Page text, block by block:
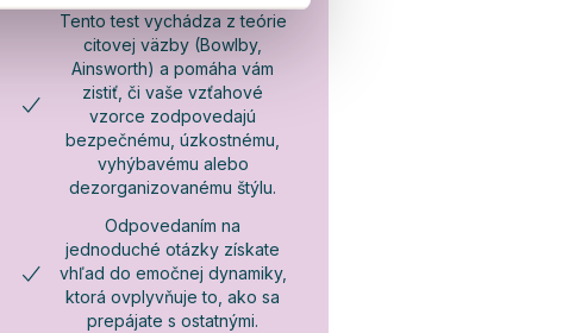
Tento test vychádza z teórie
citovej väzby (Bowlby,
Ainsworth) a pomáha vám
zistiť, či vaše vzťahové
vzorce zodpovedajú
bezpečnému, úzkostnému,
vyhýbavému alebo
dezorganizovanému štýlu.
Odpovedaním na
jednoduché otázky získate
vhľad do emočnej dynamiky,
ktorá ovplyvňuje to, ako sa
prepájate s ostatnými.